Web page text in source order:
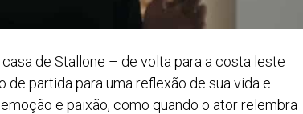
de Stallone – de volta para a costa leste
partida para uma reflexão de sua vida e
e paixão, como quando o ator relembra